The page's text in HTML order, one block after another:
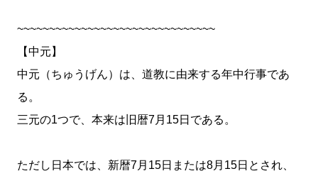
~~~~~~~~~~~~~~~~~~~~~~~~~~~~~~~
【中元】
中元（ちゅうげん）は、道教に由来する年中行事であ
る。
三元の1つで、本来は旧暦7月15日である。
ただし日本では、新暦7月15日または8月15日とされ、